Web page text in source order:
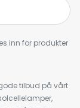
inn for produkter
tilbud på vårt